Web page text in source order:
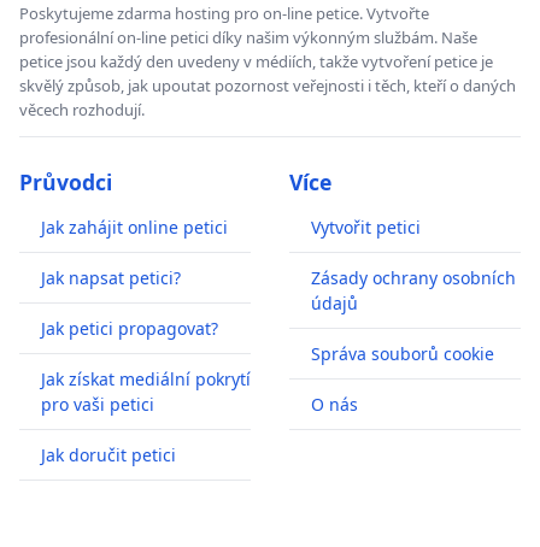
Poskytujeme zdarma hosting pro on-line petice. Vytvořte
profesionální on-line petici díky našim výkonným službám. Naše
petice jsou každý den uvedeny v médiích, takže vytvoření petice je
skvělý způsob, jak upoutat pozornost veřejnosti i těch, kteří o daných
věcech rozhodují.
Průvodci
Jak zahájit online petici
Jak napsat petici?
Jak petici propagovat?
Jak získat mediální pokrytí
pro vaši petici
Jak doručit petici
Více
Vytvořit petici
Zásady ochrany osobních
údajů
Správa souborů cookie
O nás